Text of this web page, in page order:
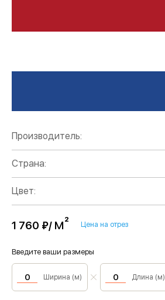
Производитель:
Страна:
Цвет:
1 760 ₽/ м² Цена на отрез
Введите ваши размеры
Ширина (м) Длина (м)